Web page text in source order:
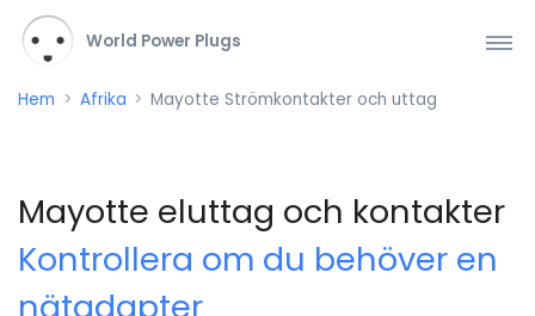
World Power Plugs
Hem Afrika Mayotte Strömkontakter och uttag
Mayotte eluttag och kontakter
Kontrollera om du behöver en